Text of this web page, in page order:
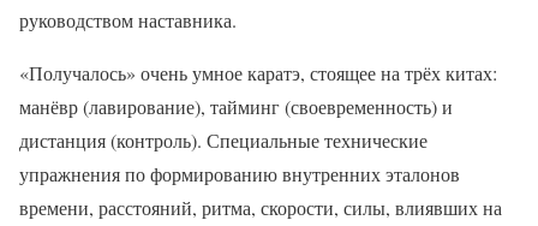
руководством наставника.
«Получалось» очень умное каратэ, стоящее на трёх китах:
манёвр (лавирование), тайминг (своевременность) и
дистанция (контроль). Специальные технические
упражнения по формированию внутренних эталонов
времени, расстояний, ритма, скорости, силы, влиявших на